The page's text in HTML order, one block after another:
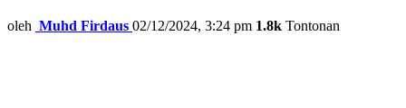
oleh Muhd Firdaus 02/12/2024, 3:24 pm 1.8k Tontonan